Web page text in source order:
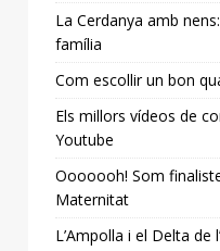
La Cerdanya amb
família
Com escollir un bon
Els millors vídeos de
Youtube
Ooooooh! Som
Maternitat
L’Ampolla i el Delta de